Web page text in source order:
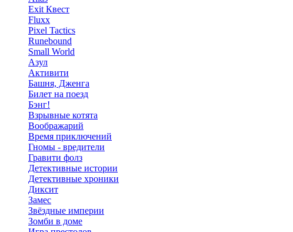
Exit Квест
Fluxx
Pixel Tactics
Runebound
Small World
Азул
Активити
Башня, Дженга
Билет на поезд
Бэнг!
Взрывные котята
Воображарий
Время приключений
Гномы - вредители
Гравити фолз
Детективные истории
Детективные хроники
Диксит
Замес
Звёздные империи
Зомби в доме